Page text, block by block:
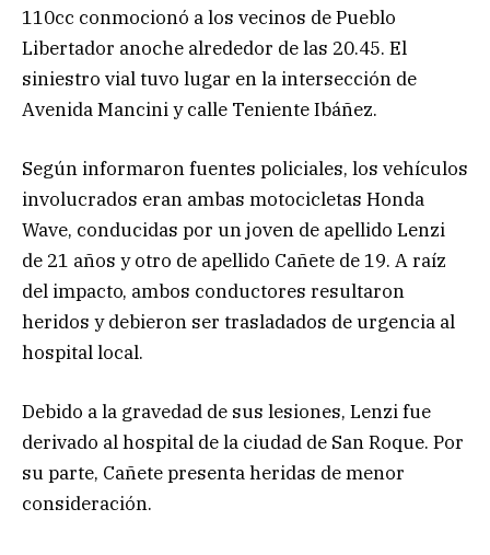
110cc conmocionó a los vecinos de Pueblo
Libertador anoche alrededor de las 20.45. El
siniestro vial tuvo lugar en la intersección de
Avenida Mancini y calle Teniente Ibáñez.
Según informaron fuentes policiales, los vehículos
involucrados eran ambas motocicletas Honda
Wave, conducidas por un joven de apellido Lenzi
de 21 años y otro de apellido Cañete de 19. A raíz
del impacto, ambos conductores resultaron
heridos y debieron ser trasladados de urgencia al
hospital local.
Debido a la gravedad de sus lesiones, Lenzi fue
derivado al hospital de la ciudad de San Roque. Por
su parte, Cañete presenta heridas de menor
consideración.